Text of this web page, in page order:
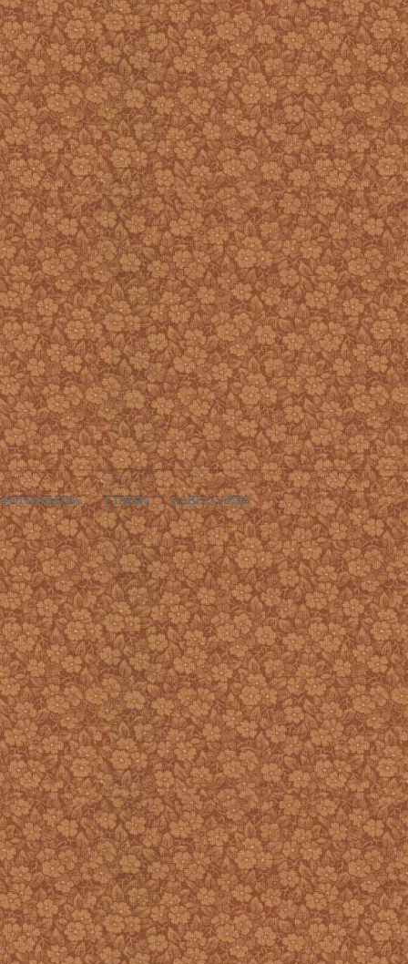
ФОТОАЛЬБОМ СТАТЬИ КАРТА САЙТА